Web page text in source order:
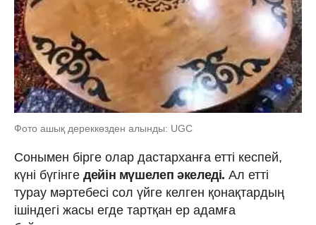
Фото ашық дереккөзден алынды: UGC
Сонымен бірге олар дастарханға етті кеспей,
күні бүгінге дейін мүшелеп әкеледі. Ал етті
турау мәртебесі сол үйге келген қонақтардың
ішіндегі жасы егде тартқан ер адамға